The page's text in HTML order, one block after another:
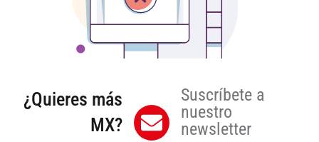
¿Quieres más
MX?
Suscríbete a
nuestro
newsletter